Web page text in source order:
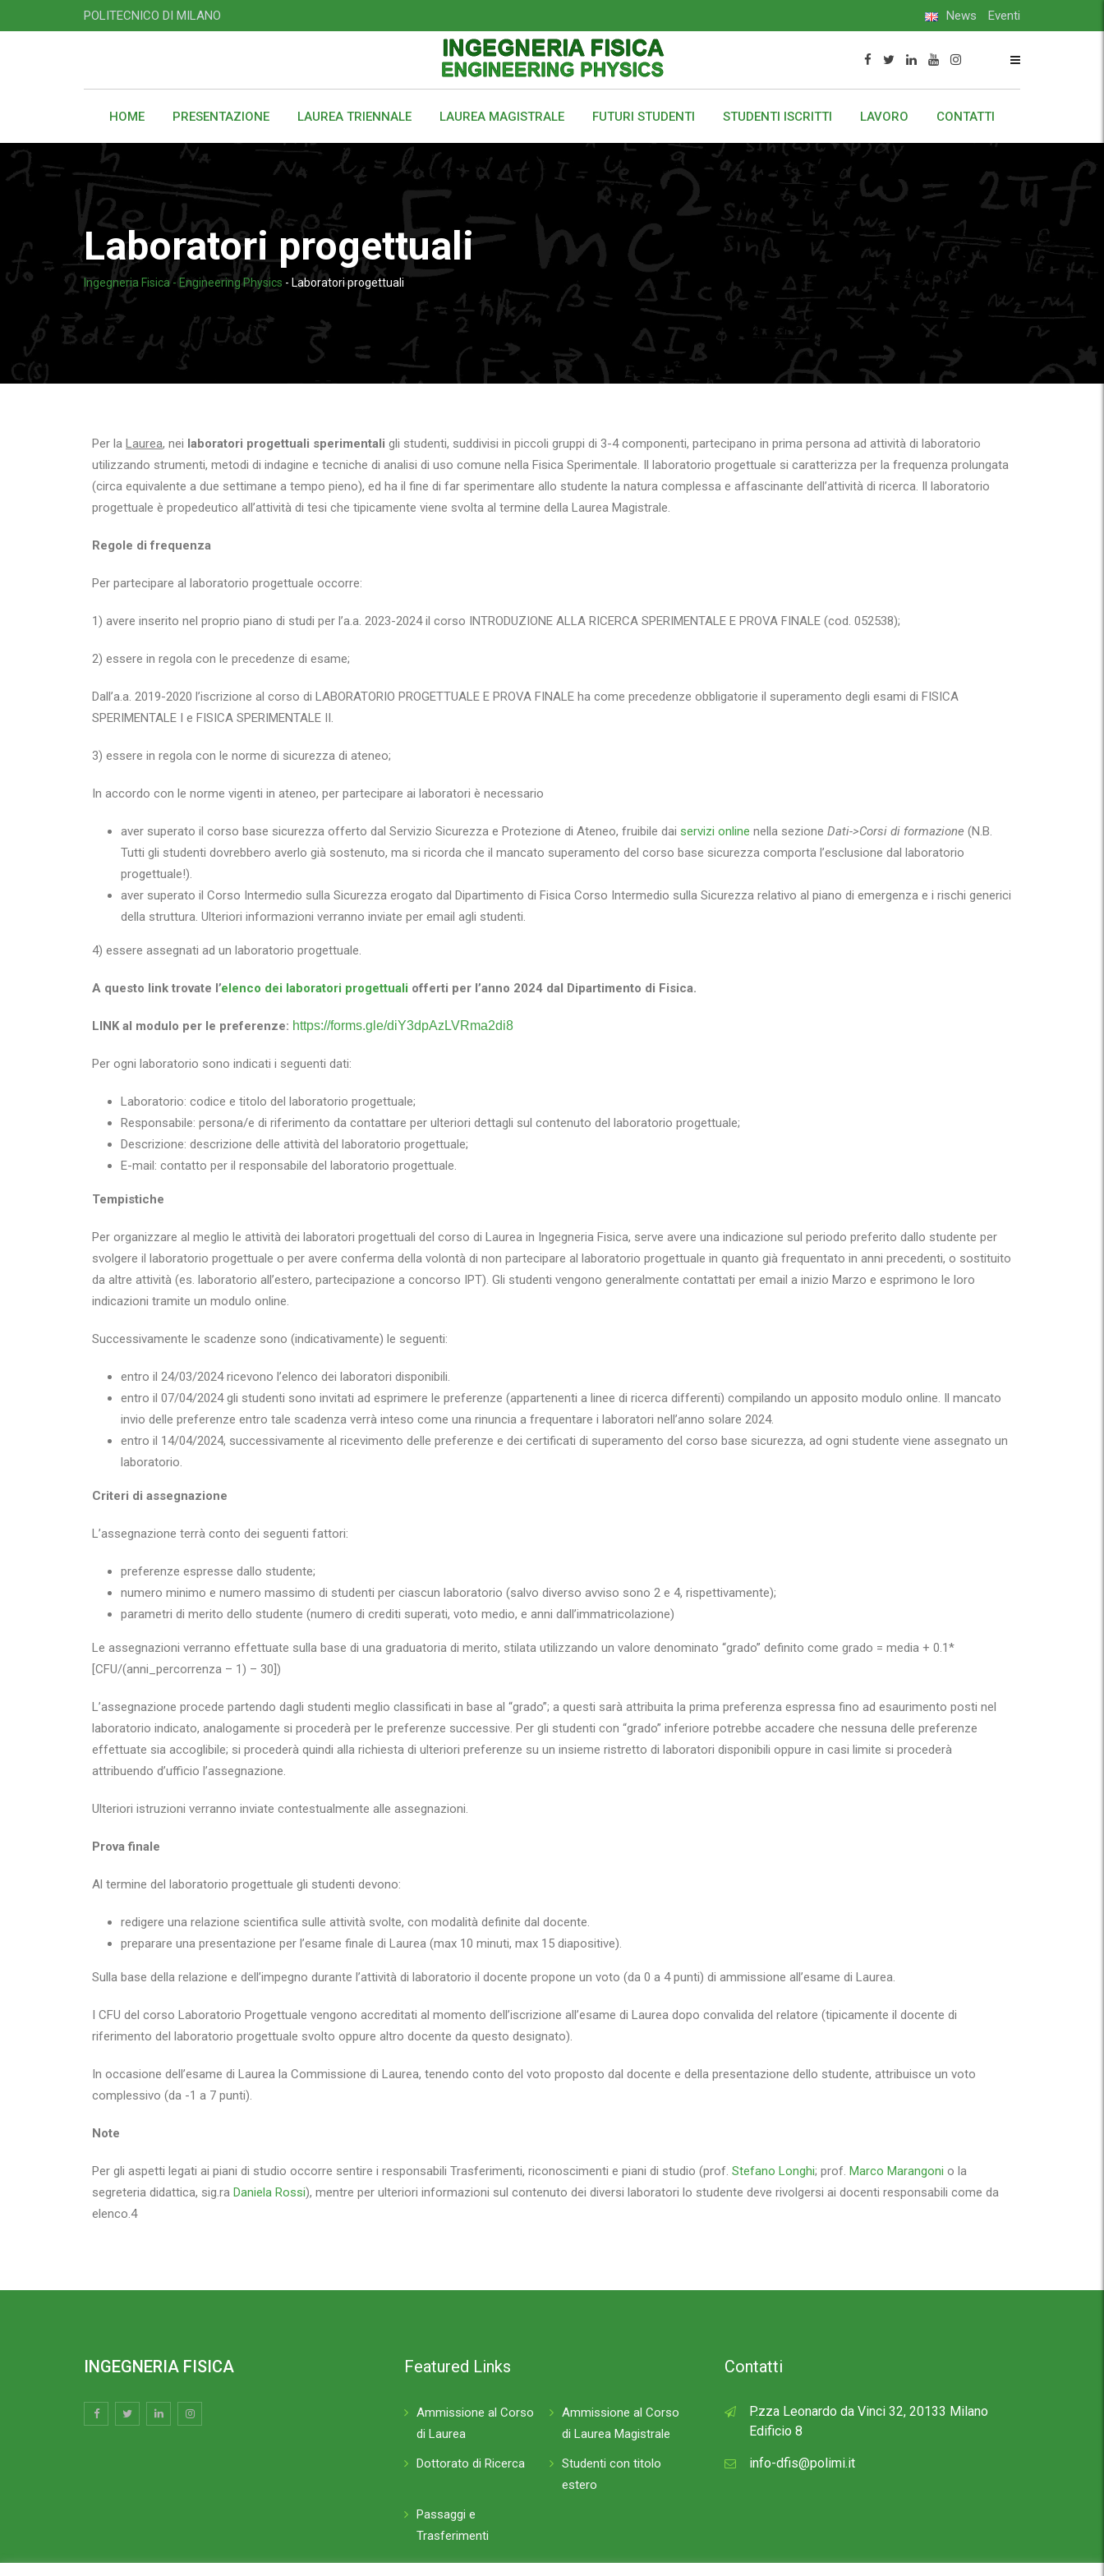
POLITECNICO DI MILANO News Eventi
HOME PRESENTAZIONE LAUREA TRIENNALE LAUREA MAGISTRALE FUTURI STUDENTI STUDENTI ISCRITTI LAVORO CONTATTI
Laboratori progettuali
Ingegneria Fisica - Engineering Physics - Laboratori progettuali
Per la Laurea, nei laboratori progettuali sperimentali gli studenti, suddivisi in piccoli gruppi di 3-4 componenti, partecipano in prima persona ad attività di laboratorio
utilizzando strumenti, metodi di indagine e tecniche di analisi di uso comune nella Fisica Sperimentale. Il laboratorio progettuale si caratterizza per la frequenza prolungata
(circa equivalente a due settimane a tempo pieno), ed ha il fine di far sperimentare allo studente la natura complessa e affascinante dell’attività di ricerca. Il laboratorio
progettuale è propedeutico all’attività di tesi che tipicamente viene svolta al termine della Laurea Magistrale.
Regole di frequenza
Per partecipare al laboratorio progettuale occorre:
1) avere inserito nel proprio piano di studi per l’a.a. 2023-2024 il corso INTRODUZIONE ALLA RICERCA SPERIMENTALE E PROVA FINALE (cod. 052538);
2) essere in regola con le precedenze di esame;
Dall’a.a. 2019-2020 l’iscrizione al corso di LABORATORIO PROGETTUALE E PROVA FINALE ha come precedenze obbligatorie il superamento degli esami di FISICA
SPERIMENTALE I e FISICA SPERIMENTALE II.
3) essere in regola con le norme di sicurezza di ateneo;
In accordo con le norme vigenti in ateneo, per partecipare ai laboratori è necessario
aver superato il corso base sicurezza offerto dal Servizio Sicurezza e Protezione di Ateneo, fruibile dai servizi online nella sezione Dati->Corsi di formazione (N.B.
Tutti gli studenti dovrebbero averlo già sostenuto, ma si ricorda che il mancato superamento del corso base sicurezza comporta l’esclusione dal laboratorio
progettuale!).
aver superato il Corso Intermedio sulla Sicurezza erogato dal Dipartimento di Fisica Corso Intermedio sulla Sicurezza relativo al piano di emergenza e i rischi generici
della struttura. Ulteriori informazioni verranno inviate per email agli studenti.
4) essere assegnati ad un laboratorio progettuale.
A questo link trovate l’elenco dei laboratori progettuali offerti per l’anno 2024 dal Dipartimento di Fisica.
LINK al modulo per le preferenze: https://forms.gle/diY3dpAzLVRma2di8
Per ogni laboratorio sono indicati i seguenti dati:
Laboratorio: codice e titolo del laboratorio progettuale;
Responsabile: persona/e di riferimento da contattare per ulteriori dettagli sul contenuto del laboratorio progettuale;
Descrizione: descrizione delle attività del laboratorio progettuale;
E-mail: contatto per il responsabile del laboratorio progettuale.
Tempistiche
Per organizzare al meglio le attività dei laboratori progettuali del corso di Laurea in Ingegneria Fisica, serve avere una indicazione sul periodo preferito dallo studente per
svolgere il laboratorio progettuale o per avere conferma della volontà di non partecipare al laboratorio progettuale in quanto già frequentato in anni precedenti, o sostituito
da altre attività (es. laboratorio all’estero, partecipazione a concorso IPT). Gli studenti vengono generalmente contattati per email a inizio Marzo e esprimono le loro
indicazioni tramite un modulo online.
Successivamente le scadenze sono (indicativamente) le seguenti:
entro il 24/03/2024 ricevono l’elenco dei laboratori disponibili.
entro il 07/04/2024 gli studenti sono invitati ad esprimere le preferenze (appartenenti a linee di ricerca differenti) compilando un apposito modulo online. Il mancato
invio delle preferenze entro tale scadenza verrà inteso come una rinuncia a frequentare i laboratori nell’anno solare 2024.
entro il 14/04/2024, successivamente al ricevimento delle preferenze e dei certificati di superamento del corso base sicurezza, ad ogni studente viene assegnato un
laboratorio.
Criteri di assegnazione
L’assegnazione terrà conto dei seguenti fattori:
preferenze espresse dallo studente;
numero minimo e numero massimo di studenti per ciascun laboratorio (salvo diverso avviso sono 2 e 4, rispettivamente);
parametri di merito dello studente (numero di crediti superati, voto medio, e anni dall’immatricolazione)
Le assegnazioni verranno effettuate sulla base di una graduatoria di merito, stilata utilizzando un valore denominato “grado” definito come grado = media + 0.1*
[CFU/(anni_percorrenza – 1) – 30])
L’assegnazione procede partendo dagli studenti meglio classificati in base al “grado”; a questi sarà attribuita la prima preferenza espressa fino ad esaurimento posti nel
laboratorio indicato, analogamente si procederà per le preferenze successive. Per gli studenti con “grado” inferiore potrebbe accadere che nessuna delle preferenze
effettuate sia accoglibile; si procederà quindi alla richiesta di ulteriori preferenze su un insieme ristretto di laboratori disponibili oppure in casi limite si procederà
attribuendo d’ufficio l’assegnazione.
Ulteriori istruzioni verranno inviate contestualmente alle assegnazioni.
Prova finale
Al termine del laboratorio progettuale gli studenti devono:
redigere una relazione scientifica sulle attività svolte, con modalità definite dal docente.
preparare una presentazione per l’esame finale di Laurea (max 10 minuti, max 15 diapositive).
Sulla base della relazione e dell’impegno durante l’attività di laboratorio il docente propone un voto (da 0 a 4 punti) di ammissione all’esame di Laurea.
I CFU del corso Laboratorio Progettuale vengono accreditati al momento dell’iscrizione all’esame di Laurea dopo convalida del relatore (tipicamente il docente di
riferimento del laboratorio progettuale svolto oppure altro docente da questo designato).
In occasione dell’esame di Laurea la Commissione di Laurea, tenendo conto del voto proposto dal docente e della presentazione dello studente, attribuisce un voto
complessivo (da -1 a 7 punti).
Note
Per gli aspetti legati ai piani di studio occorre sentire i responsabili Trasferimenti, riconoscimenti e piani di studio (prof. Stefano Longhi; prof. Marco Marangoni o la
segreteria didattica, sig.ra Daniela Rossi), mentre per ulteriori informazioni sul contenuto dei diversi laboratori lo studente deve rivolgersi ai docenti responsabili come da
elenco.4
INGEGNERIA FISICA Featured Links
Ammissione al Corso
di Laurea
Ammissione al Corso
di Laurea Magistrale
Dottorato di Ricerca
Studenti con titolo
estero
Passaggi e
Trasferimenti
Contatti
P.zza Leonardo da Vinci 32, 20133 Milano
Edificio 8
info-dfis@polimi.it